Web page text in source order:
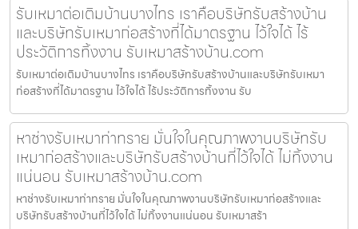
รับเหมาต่อเติมบ้านบางไทร เราคือบริษัทรับสร้างบ้าน
และบริษัทรับเหมาก่อสร้างที่ได้มาตรฐาน ไว้ใจได้ ไร้
ประวัติการทิ้งงาน รับเหมาสร้างบ้าน.com
รับเหมาต่อเติมบ้านบางไทร เราคือบริษัทรับสร้างบ้านและบริษัทรับเหมา
ก่อสร้างที่ได้มาตรฐาน ไว้ใจได้ ไร้ประวัติการทิ้งงาน รับ
หาช่างรับเหมาท่าทราย มั่นใจในคุณภาพงานบริษัทรับ
เหมาก่อสร้างและบริษัทรับสร้างบ้านที่ไว้ใจได้ ไม่ทิ้งงาน
แน่นอน รับเหมาสร้างบ้าน.com
หาช่างรับเหมาท่าทราย มั่นใจในคุณภาพงานบริษัทรับเหมาก่อสร้างและ
บริษัทรับสร้างบ้านที่ไว้ใจได้ ไม่ทิ้งงานแน่นอน รับเหมาสร้า